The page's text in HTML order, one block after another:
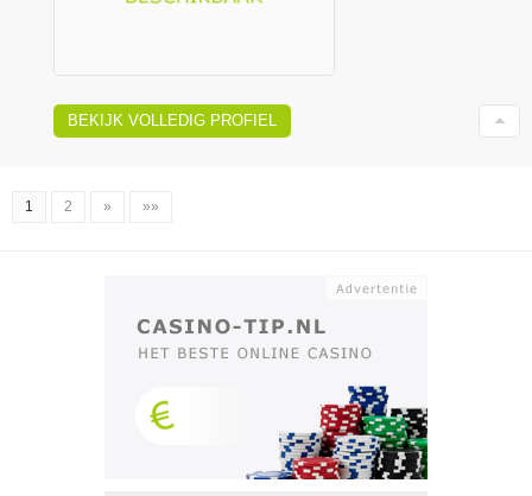
BEKIJK VOLLEDIG PROFIEL
1 2 » »»